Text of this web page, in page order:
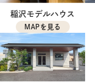
稲沢モデルハウス
MAPを見る